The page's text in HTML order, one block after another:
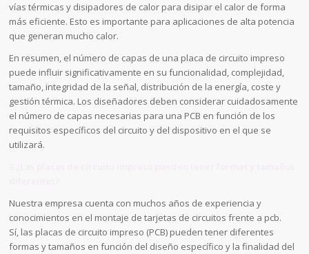
vías térmicas y disipadores de calor para disipar el calor de forma
más eficiente. Esto es importante para aplicaciones de alta potencia
que generan mucho calor.
En resumen, el número de capas de una placa de circuito impreso
puede influir significativamente en su funcionalidad, complejidad,
tamaño, integridad de la señal, distribución de la energía, coste y
gestión térmica. Los diseñadores deben considerar cuidadosamente
el número de capas necesarias para una PCB en función de los
requisitos específicos del circuito y del dispositivo en el que se
utilizará.
Nuestra empresa cuenta con muchos años de experiencia y
conocimientos en el montaje de tarjetas de circuitos frente a pcb.
Sí, las placas de circuito impreso (PCB) pueden tener diferentes
formas y tamaños en función del diseño específico y la finalidad del